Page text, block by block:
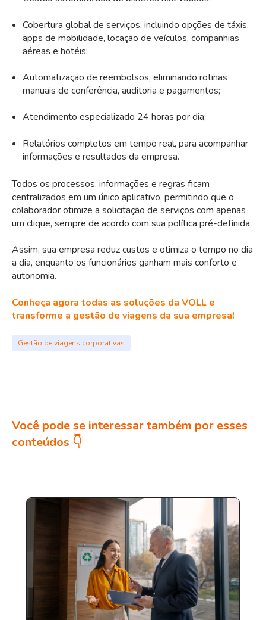
Cobertura global de serviços, incluindo opções de táxis,
apps de mobilidade, locação de veículos, companhias
aéreas e hotéis;
Automatização de reembolsos, eliminando rotinas
manuais de conferência, auditoria e pagamentos;
Atendimento especializado 24 horas por dia;
Relatórios completos em tempo real, para acompanhar
informações e resultados da empresa.
Todos os processos, informações e regras ficam
centralizados em um único aplicativo, permitindo que o
colaborador otimize a solicitação de serviços com apenas
um clique, sempre de acordo com sua política pré-definida.
Assim, sua empresa reduz custos e otimiza o tempo no dia
a dia, enquanto os funcionários ganham mais conforto e
autonomia.
Conheça agora todas as soluções da VOLL e
transforme a gestão de viagens da sua empresa!
Gestão de viagens corporativas
Você pode se interessar também por esses
conteúdos 👇